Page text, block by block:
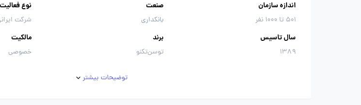
اندازه سازمان
501 تا 1000 نفر
صنعت
بانکداری
نوع فعالیت
شرکت
سال تاسیس
1389
برند
توسن‌تکنو
مالکیت
خصوصی
توضیحات بیشتر